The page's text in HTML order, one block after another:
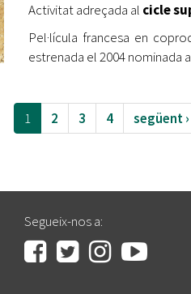
Activitat adreçada al cicle
Pel·lícula francesa en
estrenada el 2004 nominada
1 2 3 4 següent ›
Segueix-nos a: